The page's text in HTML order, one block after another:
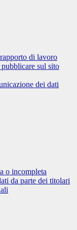
di lavoro
sul sito
dei dati
o incompleta
da parte dei titolari